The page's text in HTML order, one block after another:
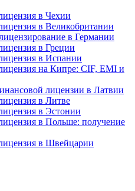
в Чехии
в Великобритании
в Германии
в Греции
в Испании
на Кипре: CIF, EMI и
лицензии в Латвии
в Литве
в Эстонии
в Польше: получение
в Швейцарии